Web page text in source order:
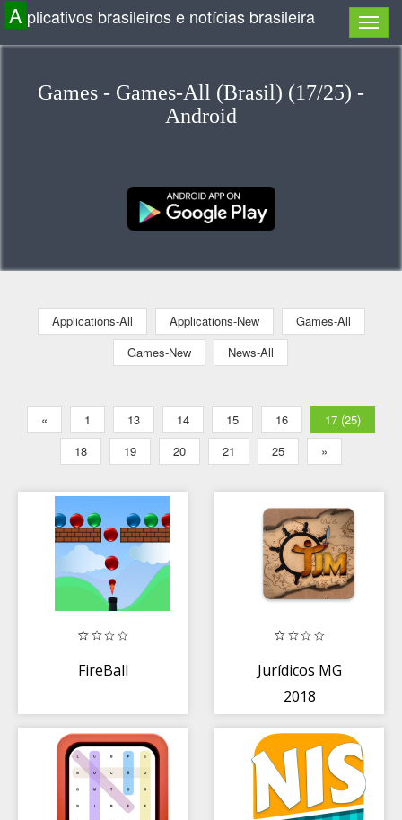
A plicativos brasileiros e notícias brasileira
Games - Games-All (Brasil) (17/25) -
Android
Applications-All Applications-New
Games-All
Games-New
News-All
« 1 13 14 15 16
17 (25)
18
19 20 21 25 »
FireBall
Jurídicos MG
2018